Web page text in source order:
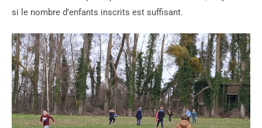
si le nombre d’enfants inscrits est suffisant.